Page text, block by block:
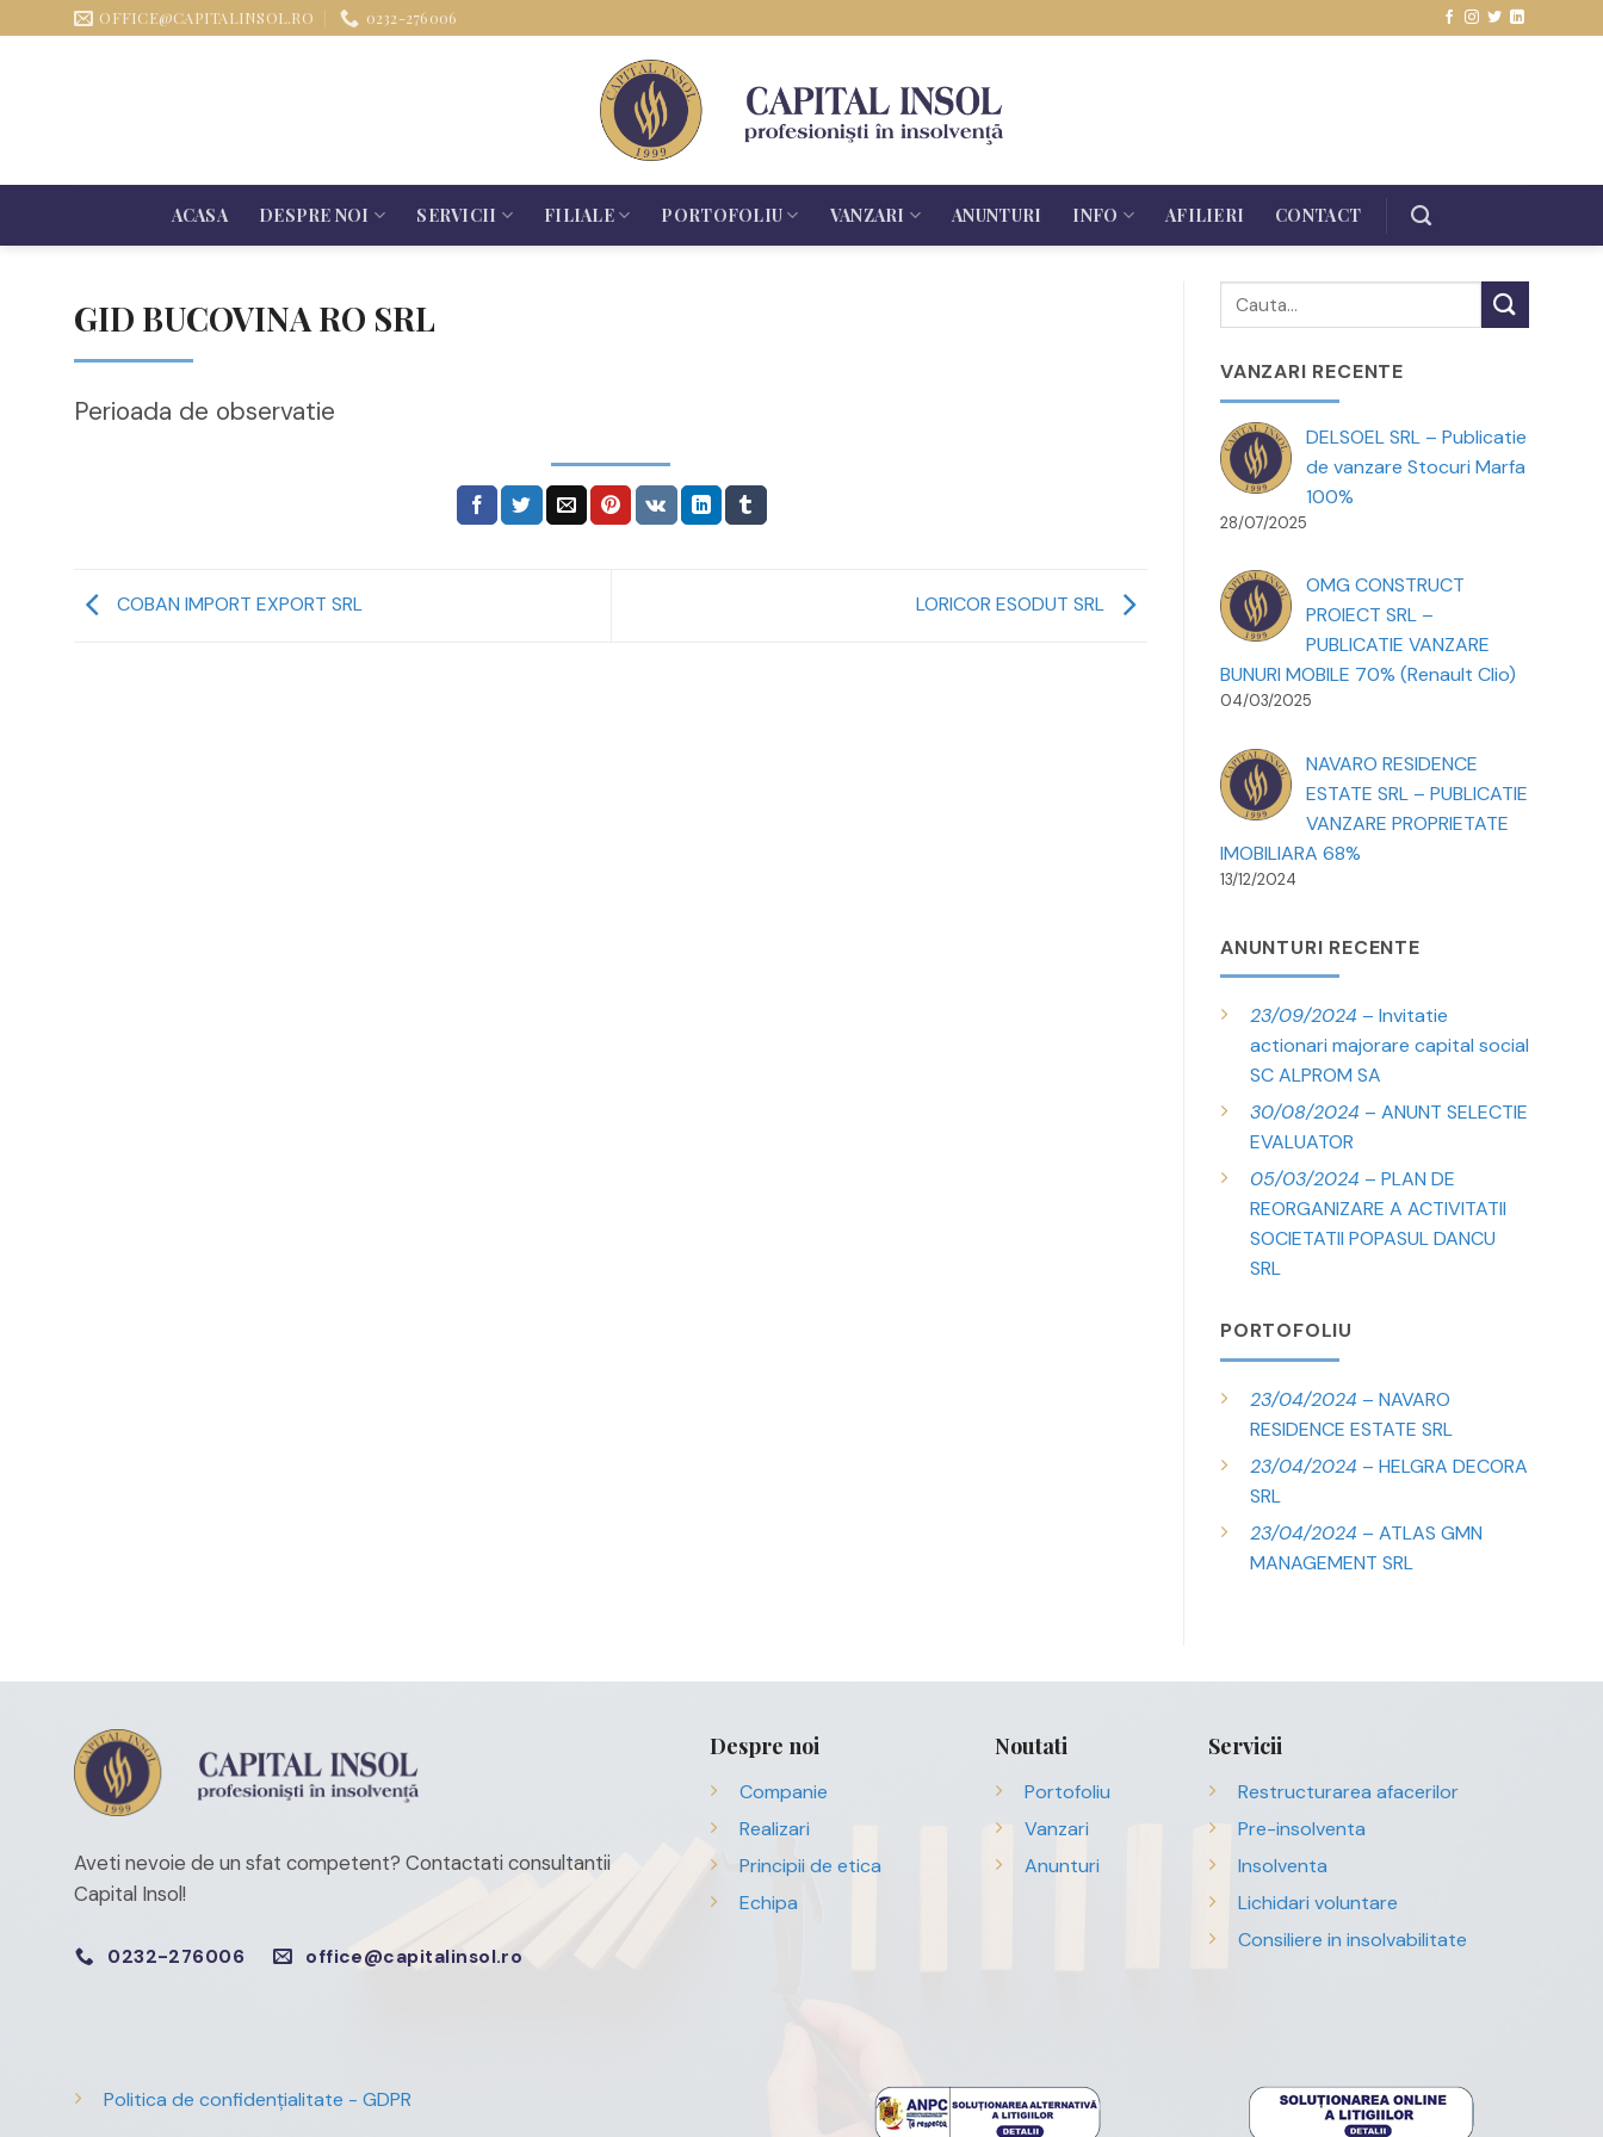
OFFICE@CAPITALINSOL.RO 0232-276006
ACASA DESPRE NOI SERVICII FILIALE PORTOFOLIU VANZARI ANUNTURI INFO AFILIERI CONTACT
GID BUCOVINA RO SRL
Perioada de observatie
COBAN IMPORT EXPORT SRL LORICOR ESODUT SRL
VANZARI RECENTE
DELSOEL SRL – Publicatie
de vanzare Stocuri Marfa
100%
28/07/2025
OMG CONSTRUCT
PROIECT SRL –
PUBLICATIE VANZARE
BUNURI MOBILE 70% (Renault Clio)
04/03/2025
NAVARO RESIDENCE
ESTATE SRL – PUBLICATIE
VANZARE PROPRIETATE
IMOBILIARA 68%
13/12/2024
ANUNTURI RECENTE
23/09/2024 – Invitatie
actionari majorare capital social
SC ALPROM SA
30/08/2024 – ANUNT SELECTIE
EVALUATOR
05/03/2024 – PLAN DE
REORGANIZARE A ACTIVITATII
SOCIETATII POPASUL DANCU
SRL
PORTOFOLIU
23/04/2024 – NAVARO
RESIDENCE ESTATE SRL
23/04/2024 – HELGRA DECORA
SRL
23/04/2024 – ATLAS GMN
MANAGEMENT SRL
Aveti nevoie de un sfat competent? Contactati consultantii
Capital Insol!
0232-276006 office@capitalinsol.ro
Despre noi
Companie
Realizari
Principii de etica
Echipa
Noutati
Portofoliu
Vanzari
Anunturi
Servicii
Restructurarea afacerilor
Pre-insolventa
Insolventa
Lichidari voluntare
Consiliere in insolvabilitate
Politica de confidențialitate - GDPR